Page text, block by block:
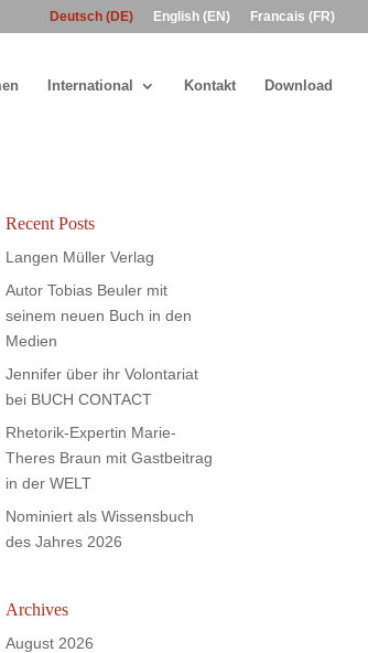
Deutsch (DE) English (EN) Francais (FR)
International Kontakt Download
Recent Posts
Langen Müller Verlag
Autor Tobias Beuler mit
seinem neuen Buch in den
Medien
Jennifer über ihr Volontariat
bei BUCH CONTACT
Rhetorik-Expertin Marie-
Theres Braun mit Gastbeitrag
in der WELT
Nominiert als Wissensbuch
des Jahres 2026
Archives
August 2026